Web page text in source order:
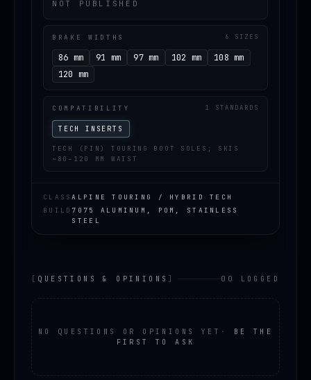
NOT PUBLISHED
BRAKE WIDTHS 6 SIZES
86 mm 91 mm 97 mm 102 mm
108 mm
120 mm
COMPATIBILITY 1 STANDARDS
TECH INSERTS
TECH (PIN) TOURING BOOT SOLES; SKIS
~80–120 MM WAIST
CLASSALPINE TOURING / HYBRID TECH
BUILD 7075 ALUMINUM, POM, STAINLESS
STEEL
[ QUESTIONS & OPINIONS ] 00 LOGGED
NO QUESTIONS OR OPINIONS YET ·
BE THE
FIRST TO ASK